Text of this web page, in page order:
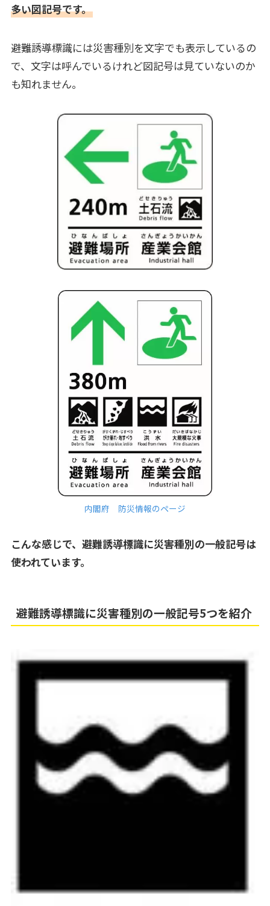
多い図記号です。
避難誘導標識には災害種別を文字でも表示しているの
で、文字は呼んでいるけれど図記号は見ていないのか
も知れません。
内閣府 防災情報のページ
こんな感じで、避難誘導標識に災害種別の一般記号は
使われています。
避難誘導標識に災害種別の一般記号5つを紹介